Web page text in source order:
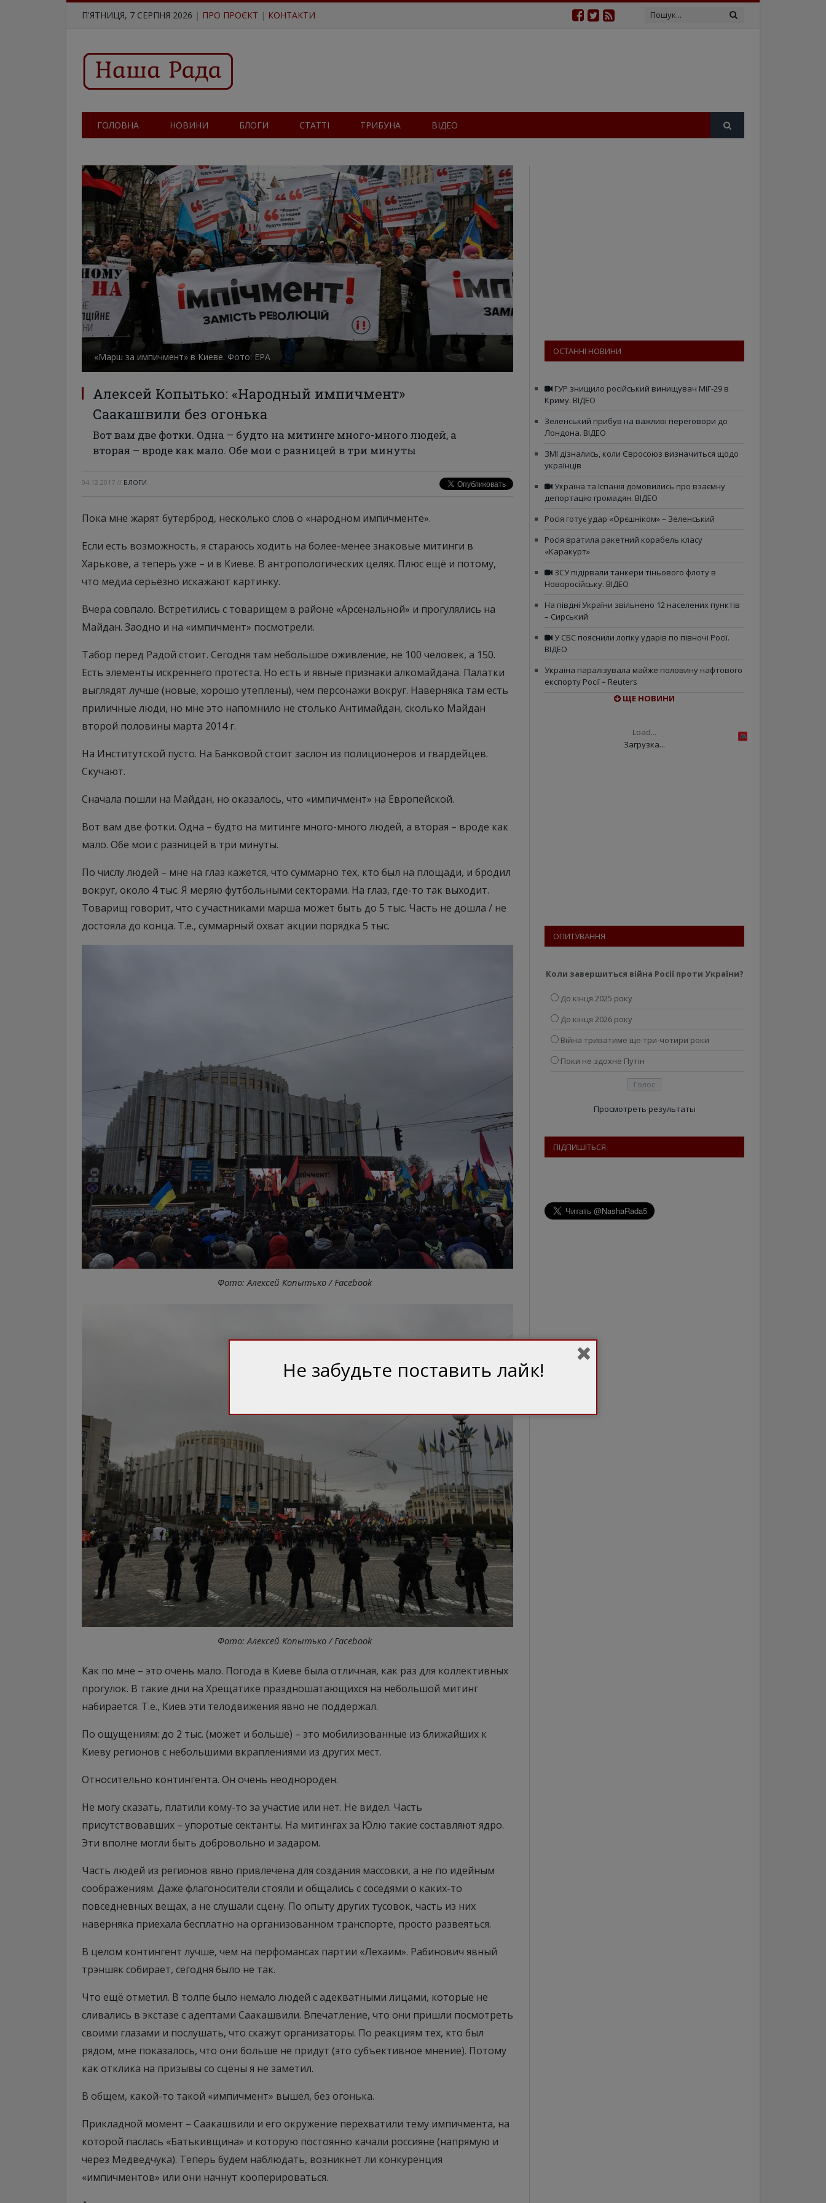
П'ЯТНИЦЯ, 7 СЕРПНЯ 2026 | ПРО ПРОЄКТ | КОНТАКТИ
ГОЛОВНА НОВИНИ БЛОГИ СТАТТІ ТРИБУНА ВІДЕО
«Марш за импичмент» в Киеве. Фото: ЕРА
Алексей Копытько: «Народный импичмент»
Саакашвили без огонька
Вот вам две фотки. Одна – будто на митинге много-много людей, а
вторая – вроде как мало. Обе мои с разницей в три минуты
04.12.2017 // БЛОГИ
Пока мне жарят бутерброд, несколько слов о «народном импичменте».
Если есть возможность, я стараюсь ходить на более-менее знаковые митинги в
Харькове, а теперь уже – и в Киеве. В антропологических целях. Плюс ещё и потому,
что медиа серьёзно искажают картинку.
Вчера совпало. Встретились с товарищем в районе «Арсенальной» и прогулялись на
Майдан. Заодно и на «импичмент» посмотрели.
Табор перед Радой стоит. Сегодня там небольшое оживление, не 100 человек, а 150.
Есть элементы искреннего протеста. Но есть и явные признаки алкомайдана. Палатки
выглядят лучше (новые, хорошо утеплены), чем персонажи вокруг. Наверняка там есть
приличные люди, но мне это напомнило не столько Антимайдан, сколько Майдан
второй половины марта 2014 г.
На Институтской пусто. На Банковой стоит заслон из полиционеров и гвардейцев.
Скучают.
Сначала пошли на Майдан, но оказалось, что «импичмент» на Европейской.
Вот вам две фотки. Одна – будто на митинге много-много людей, а вторая – вроде как
мало. Обе мои с разницей в три минуты.
По числу людей – мне на глаз кажется, что суммарно тех, кто был на площади, и бродил
вокруг, около 4 тыс. Я меряю футбольными секторами. На глаз, где-то так выходит.
Товарищ говорит, что с участниками марша может быть до 5 тыс. Часть не дошла / не
достояла до конца. Т.е., суммарный охват акции порядка 5 тыс.
Фото: Алексей Копытько / Facebook
Фото: Алексей Копытько / Facebook
Как по мне – это очень мало. Погода в Киеве была отличная, как раз для коллективных
прогулок. В такие дни на Хрещатике праздношатающихся на небольшой митинг
набирается. Т.е., Киев эти телодвижения явно не поддержал.
По ощущениям: до 2 тыс. (может и больше) – это мобилизованные из ближайших к
Киеву регионов с небольшими вкраплениями из других мест.
Относительно контингента. Он очень неоднороден.
Не могу сказать, платили кому-то за участие или нет. Не видел. Часть
присутствовавших – упоротые сектанты. На митингах за Юлю такие составляют ядро.
Эти вполне могли быть добровольно и задаром.
Часть людей из регионов явно привлечена для создания массовки, а не по идейным
соображениям. Даже флагоносители стояли и общались с соседями о каких-то
повседневных вещах, а не слушали сцену. По опыту других тусовок, часть из них
наверняка приехала бесплатно на организованном транспорте, просто развеяться.
В целом контингент лучше, чем на перфомансах партии «Лехаим». Рабинович явный
трэншяк собирает, сегодня было не так.
Что ещё отметил. В толпе было немало людей с адекватными лицами, которые не
сливались в экстазе с адептами Саакашвили. Впечатление, что они пришли посмотреть
своими глазами и послушать, что скажут организаторы. По реакциям тех, кто был
рядом, мне показалось, что они больше не придут (это субъективное мнение). Потому
как отклика на призывы со сцены я не заметил.
В общем, какой-то такой «импичмент» вышел, без огонька.
Прикладной момент – Саакашвили и его окружение перехватили тему импичмента, на
которой паслась «Батькивщина» и которую постоянно качали россияне (напрямую и
через Медведчука). Теперь будем наблюдать, возникнет ли конкуренция
«импичментов» или они начнут кооперироваться.
ОСТАННІ НОВИНИ
ГУР знищило російський винищувач МіГ-29 в
Криму. ВІДЕО
Зеленський прибув на важливі переговори до
Лондона. ВІДЕО
ЗМІ дізнались, коли Євросоюз визначиться щодо
українців
Україна та Іспанія домовились про взаємну
депортацію громадян. ВІДЕО
Росія готує удар «Орєшніком» – Зеленський
Росія вратила ракетний корабель класу
«Каракурт»
ЗСУ підірвали танкери тіньового флоту в
Новоросійську. ВІДЕО
На півдні України звільнено 12 населених пунктів
– Сирський
У СБС пояснили логіку ударів по півночі Росії.
ВІДЕО
Україна паралізувала майже половину нафтового
експорту Росії – Reuters
ЩЕ НОВИНИ
Load...
Загрузка...
ОПИТУВАННЯ
Коли завершиться війна Росії проти України?
До кінця 2025 року
До кінця 2026 року
Війна триватиме ще три-чотири роки
Поки не здохне Путін
Просмотреть результаты
ПІДПИШІТЬСЯ
Не забудьте поставить лайк!